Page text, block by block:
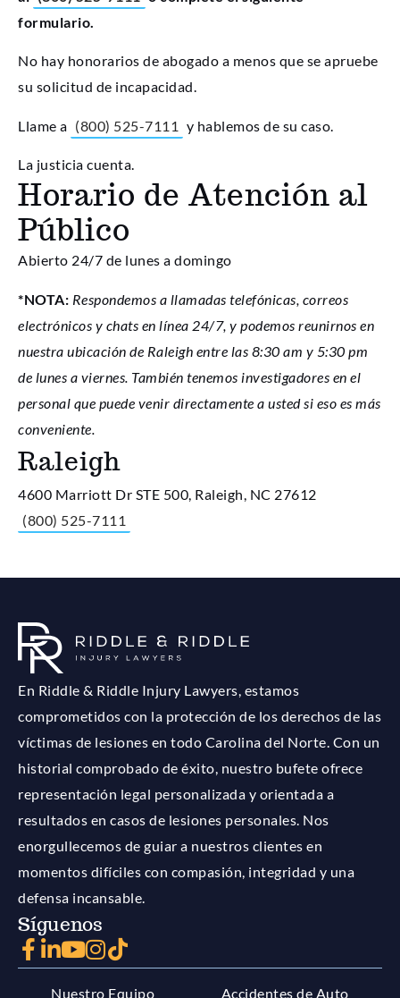
formulario.
No hay honorarios de abogado a menos que se apruebe
su solicitud de incapacidad.
Llame a (800) 525-7111 y hablemos de su caso.
La justicia cuenta.
Horario de Atención al
Público
Abierto 24/7 de lunes a domingo
*NOTA: Respondemos a llamadas telefónicas, correos
electrónicos y chats en línea 24/7, y podemos reunirnos en
nuestra ubicación de Raleigh entre las 8:30 am y 5:30 pm
de lunes a viernes. También tenemos investigadores en el
personal que puede venir directamente a usted si eso es más
conveniente.
Raleigh
4600 Marriott Dr STE 500, Raleigh, NC 27612
(800) 525-7111
En Riddle & Riddle Injury Lawyers, estamos
comprometidos con la protección de los derechos de las
víctimas de lesiones en todo Carolina del Norte. Con un
historial comprobado de éxito, nuestro bufete ofrece
representación legal personalizada y orientada a
resultados en casos de lesiones personales. Nos
enorgullecemos de guiar a nuestros clientes en
momentos difíciles con compasión, integridad y una
defensa incansable.
Síguenos
Nuestro Equipo Accidentes de Auto